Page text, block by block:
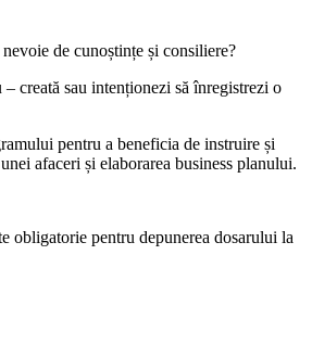
de cunoștințe și consiliere?
creată sau intenționezi să înregistrezi o
pentru a beneficia de instruire și
afaceri și elaborarea business planului.
obligatorie pentru depunerea dosarului la